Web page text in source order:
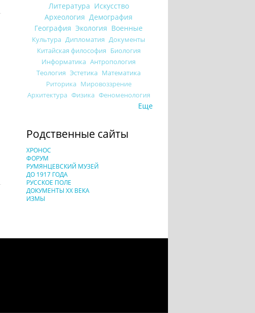
Литература Искусство
Археология Демография
География Экология Военные
Культура Дипломатия Документы
Китайская философия Биология
Информатика Антропология
Теология Эстетика Математика
Риторика Мировоззрение
Архитектура Физика Феноменология
Еще
Родственные сайты
ХРОНОС
ФОРУМ
РУМЯНЦЕВСКИЙ МУЗЕЙ
ДО 1917 ГОДА
РУССКОЕ ПОЛЕ
ДОКУМЕНТЫ XX ВЕКА
ИЗМЫ